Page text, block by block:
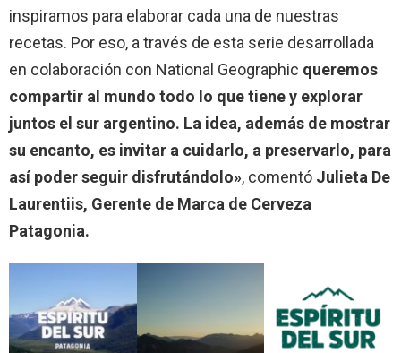
inspiramos para elaborar cada una de nuestras
recetas. Por eso, a través de esta serie desarrollada
en colaboración con National Geographic queremos
compartir al mundo todo lo que tiene y explorar
juntos el sur argentino. La idea, además de mostrar
su encanto, es invitar a cuidarlo, a preservarlo, para
así poder seguir disfrutándolo», comentó Julieta De
Laurentiis, Gerente de Marca de Cerveza
Patagonia.